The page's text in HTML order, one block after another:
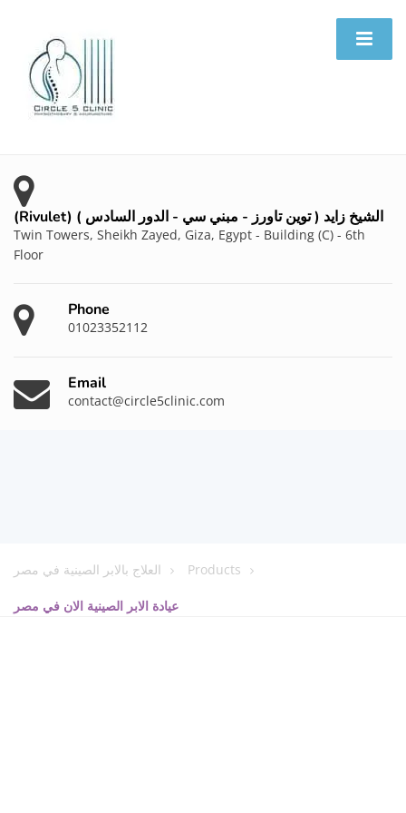
(Rivulet) الشيخ زايد ( توين تاورز - مبني سي - الدور السادس )
Twin Towers, Sheikh Zayed, Giza, Egypt - Building (C) - 6th
Floor
Phone
01023352112
Email
contact@circle5clinic.com
العلاج بالابر الصينية في مصر Products
عيادة الابر الصينية الان في مصر